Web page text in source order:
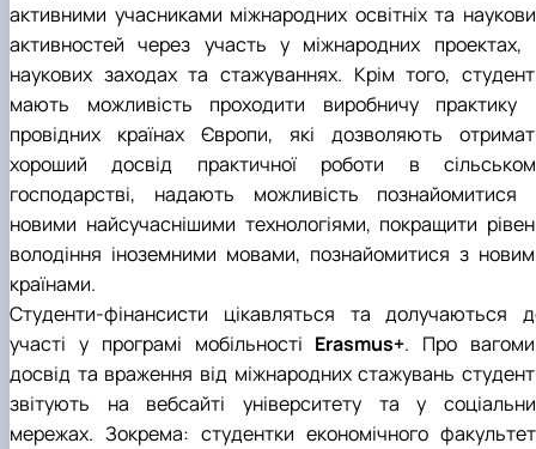
активними учасниками міжнародних освітніх та
активностей через участь у міжнародних проектах,
наукових заходах та стажуваннях. Крім того,
мають можливість проходити виробничу практику
провідних країнах Європи, які дозволяють
хороший досвід практичної роботи в
господарстві, надають можливість познайомитися
новими найсучаснішими технологіями, покращити
володіння іноземними мовами, познайомитися з
країнами.
Студенти-фінансисти цікавляться та долучаються
участі у програмі мобільності Erasmus+. Про
досвід та враження від міжнародних стажувань
звітують на вебсайті університету та у
мережах. Зокрема: студентки економічного